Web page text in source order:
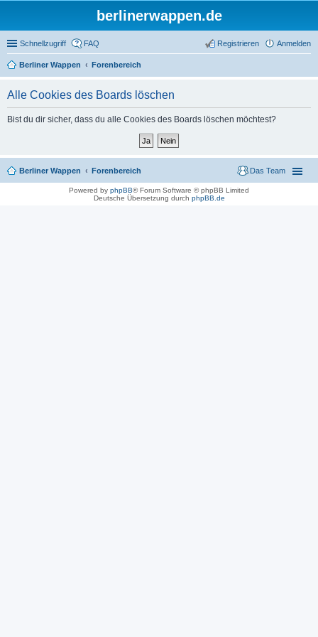
berlinerwappen.de
Schnellzugriff FAQ Anmelden
Registrieren
Berliner Wappen Forenbereich
Alle Cookies des Boards löschen
Bist du dir sicher, dass du alle Cookies des Boards löschen möchtest?
Berliner Wappen Forenbereich Das Team
Powered by phpBB® Forum Software © phpBB Limited
Deutsche Übersetzung durch phpBB.de